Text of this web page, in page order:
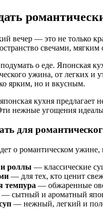
вечер — это не только
свечами,
о еде. Японская
ужина, от легких
ярким, но и вкусным.
кухня
нежные угощения
для
о романтическом
роллы — классические
— для тех, кто ценит
темпура — обжаренные
— сытный и ароматный
— нежный, легкий и